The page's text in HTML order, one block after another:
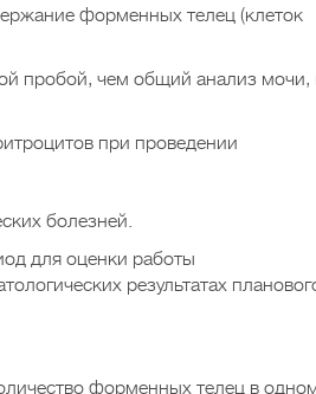
форменных телец (клеток
пробой, чем общий анализ мочи,
при проведении
болезней.
для оценки работы
результатах
форменных телец в